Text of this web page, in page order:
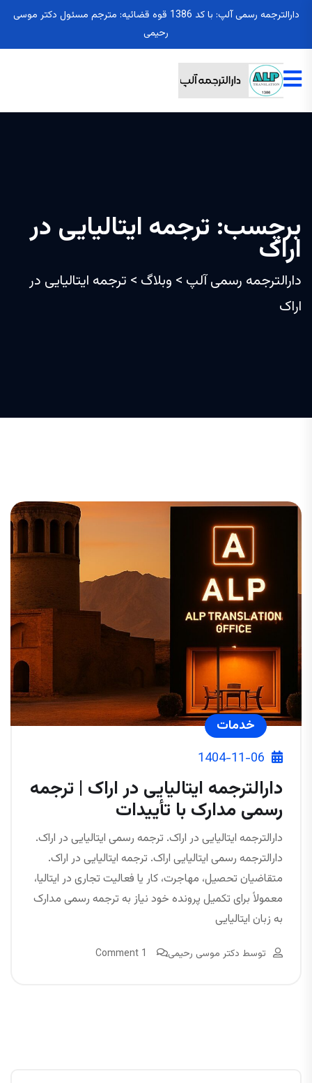
دارالترجمه رسمی آلپ: با کد 1386 قوه قضائیه: مترجم مسئول دکتر موسی
رحیمی
برچسب: ترجمه ایتالیایی در
اراک
دارالترجمه رسمی آلپ > وبلاگ > ترجمه ایتالیایی در
اراک
خدمات
1404-11-06
دارالترجمه ایتالیایی در اراک | ترجمه
رسمی مدارک با تأییدات
دارالترجمه ایتالیایی در اراک. ترجمه رسمی ایتالیایی در اراک.
دارالترجمه رسمی ایتالیایی اراک. ترجمه ایتالیایی در اراک.
متقاضیان تحصیل، مهاجرت، کار یا فعالیت تجاری در ایتالیا،
معمولاً برای تکمیل پرونده خود نیاز به ترجمه رسمی مدارک
به زبان ایتالیایی
توسط دکتر موسی رحیمی 1 Comment